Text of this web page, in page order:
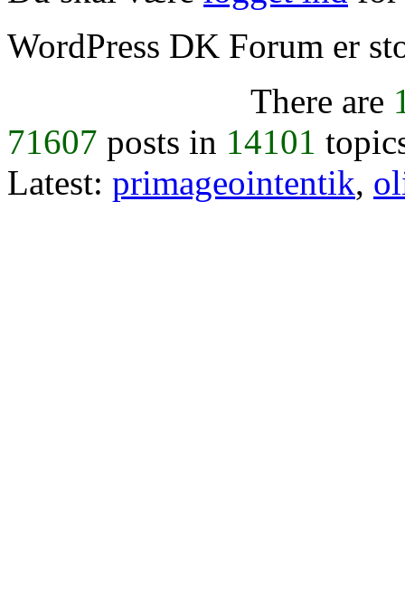
WordPress DK Forum er
There are
71607 posts in 14101
Latest: primageointentik,